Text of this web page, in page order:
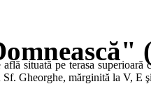
situată pe terasa
Sf. Gheorghe, mărginită la V,